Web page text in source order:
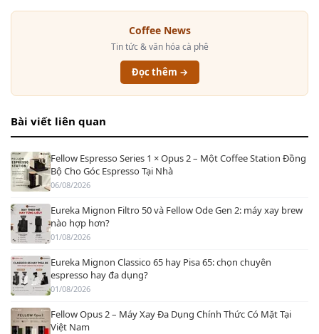
Coffee News
Tin tức & văn hóa cà phê
Đọc thêm →
Bài viết liên quan
Fellow Espresso Series 1 × Opus 2 – Một Coffee Station Đồng
Bộ Cho Góc Espresso Tại Nhà
06/08/2026
Eureka Mignon Filtro 50 và Fellow Ode Gen 2: máy xay brew
nào hợp hơn?
01/08/2026
Eureka Mignon Classico 65 hay Pisa 65: chọn chuyên
espresso hay đa dụng?
01/08/2026
Fellow Opus 2 – Máy Xay Đa Dụng Chính Thức Có Mặt Tại
Việt Nam